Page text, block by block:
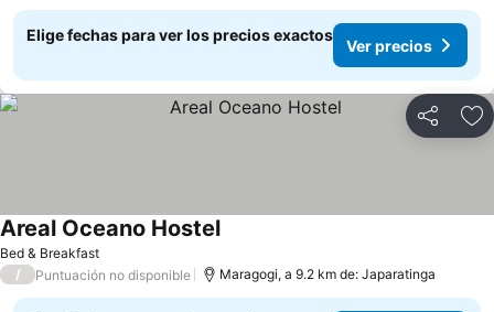
Elige fechas para ver los precios exactos
Ver precios
Compartir
Bed & Breakfast
Areal Oceano HostelVer precios
/ Puntuación no disponible Maragogi, a 9.2 km de: Japaratinga